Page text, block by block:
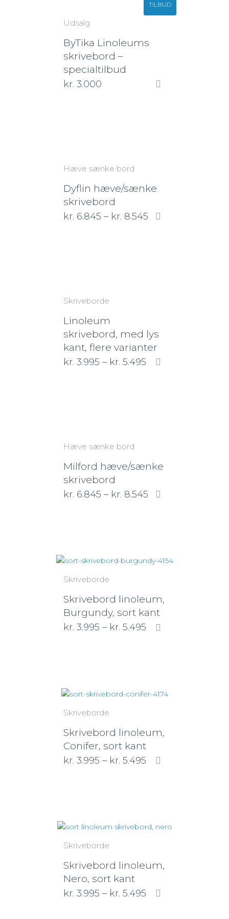
TILBUD
Udsalg
ByTika Linoleums
skrivebord –
specialtilbud
kr. 3.000
Hæve sænke bord
Dyflin hæve/sænke
skrivebord
kr. 6.845 – kr. 8.545
Skriveborde
Linoleum
skrivebord, med lys
kant, flere varianter
kr. 3.995 – kr. 5.495
Hæve sænke bord
Milford hæve/sænke
skrivebord
kr. 6.845 – kr. 8.545
Skriveborde
Skrivebord linoleum,
Burgundy, sort kant
kr. 3.995 – kr. 5.495
Skriveborde
Skrivebord linoleum,
Conifer, sort kant
kr. 3.995 – kr. 5.495
Skriveborde
Skrivebord linoleum,
Nero, sort kant
kr. 3.995 – kr. 5.495